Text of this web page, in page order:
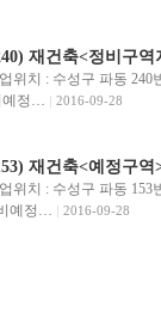
재건축<정비구역
위치 : 수성구 파동 240
예정…
2016-09-28
재건축<예정구역
위치 : 수성구 파동 153
예정…
2016-09-28